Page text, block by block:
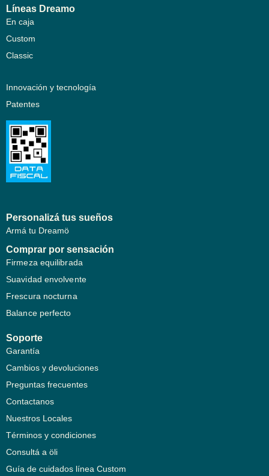
Líneas Dreamo
En caja
Custom
Classic
Innovación y tecnología
Patentes
Personalizá tus sueños
Armá tu Dreamö
Comprar por sensación
Firmeza equilibrada
Suavidad envolvente
Frescura nocturna
Balance perfecto
Soporte
Garantía
Cambios y devoluciones
Preguntas frecuentes
Contactanos
Nuestros Locales
Términos y condiciones
Consultá a öli
Guía de cuidados línea Custom